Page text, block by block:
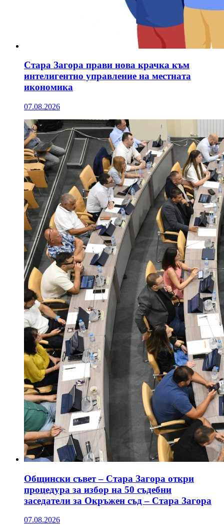
Стара Загора прави нова крачка към
интелигентно управление на местната
икономика
07.08.2026
Общински съвет – Стара Загора откри
процедура за избор на 50 съдебни
заседатели за Окръжен съд – Стара Загора
07.08.2026